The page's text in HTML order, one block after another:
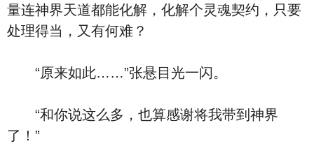
量连神界天道都能化解，化解个灵魂契约，只要
处理得当，又有何难？
“原来如此……”张悬目光一闪。
“和你说这么多，也算感谢将我带到神界
了！”